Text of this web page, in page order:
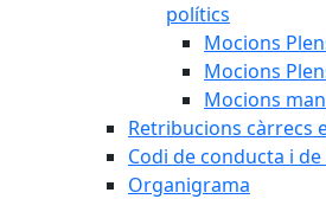
polítics
Mocions
Mocions
Mocions
Retribucions càrrecs
Codi de conducta i
Organigrama